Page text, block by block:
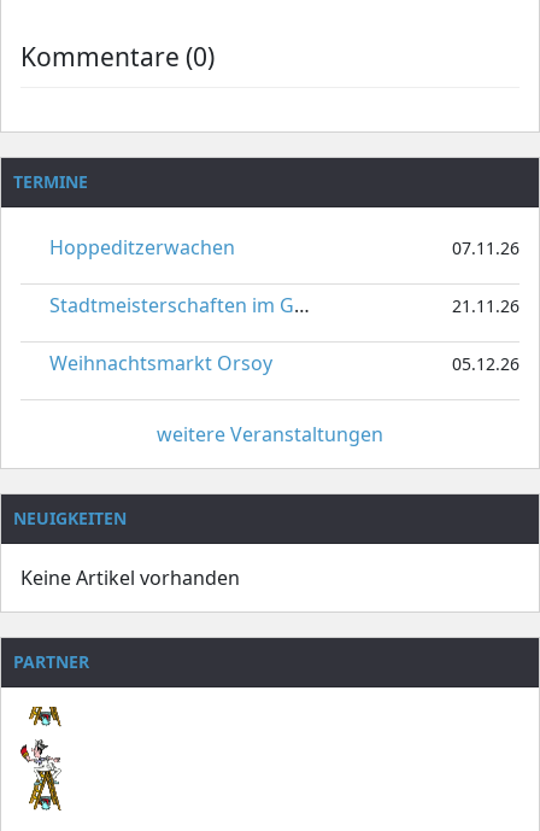
Kommentare (0)
TERMINE
Hoppeditzerwachen 07.11.26
Stadtmeisterschaften im Gardetanz 21.11.26
Weihnachtsmarkt Orsoy 05.12.26
weitere Veranstaltungen
NEUIGKEITEN
Keine Artikel vorhanden
PARTNER